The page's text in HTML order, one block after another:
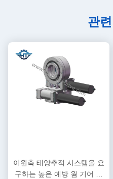
관
이원축 태양추적 시스템을 요
구하는 높은 예방 웜 기어 다